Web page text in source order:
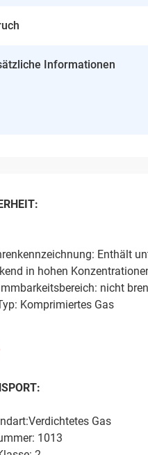
Informationen
Enthält
in hohen
nicht
Komprimiertes Gas
Gas
1013